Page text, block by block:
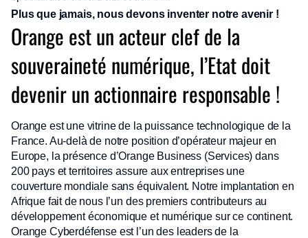
Plus que jamais, nous devons inventer notre avenir !
Orange est un acteur clef de la
souveraineté numérique, l’Etat doit
devenir un actionnaire responsable !
Orange est une vitrine de la puissance technologique de la
France. Au-delà de notre position d’opérateur majeur en
Europe, la présence d’Orange Business (Services) dans
200 pays et territoires assure aux entreprises une
couverture mondiale sans équivalent. Notre implantation en
Afrique fait de nous l’un des premiers contributeurs au
développement économique et numérique sur ce continent.
Orange Cyberdéfense est l’un des leaders de la